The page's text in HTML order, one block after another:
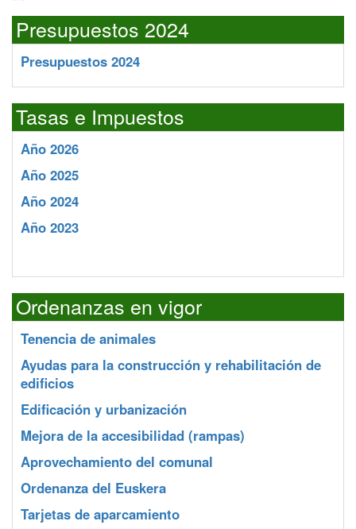
Presupuestos 2024
Presupuestos 2024
Tasas e Impuestos
Año 2026
Año 2025
Año 2024
Año 2023
Ordenanzas en vigor
Tenencia de animales
Ayudas para la construcción y rehabilitación de
edificios
Edificación y urbanización
Mejora de la accesibilidad (rampas)
Aprovechamiento del comunal
Ordenanza del Euskera
Tarjetas de aparcamiento